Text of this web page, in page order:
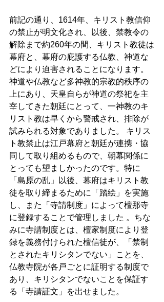
前記の通り、1614年、キリスト教信仰
の禁止が明文化され、以後、禁教令の
解除まで約260年の間、キリスト教徒は
幕府と、幕府の庇護する仏教、神道な
どにより迫害されることになります。
神道や仏教など多神教的宗教的秩序の
上にあり、天皇自らが神道の祭祀を主
宰してきた朝廷にとって、一神教のキ
リスト教は早くから警戒され、排除が
試みられる対象でありました。 キリス
ト教禁止は江戸幕府と朝廷が連携・協
同して取り組めるもので、朝幕関係に
とっても望ましかったのです。特に
「島原の乱」以後、幕府はキリスト教
徒を取り締まるために「踏絵」を実施
し、また「寺請制度」によって檀那寺
に登録することで管理しました 。ちな
みに寺請制度とは、檀家制度により登
録を義務付けられた檀信徒が、「禁制
とされたキリシタンでない」ことを、
仏教寺院が各戸ごとに証明する制度で
あり、キリシタンでないことを保証す
る「寺請証文」を出せました。